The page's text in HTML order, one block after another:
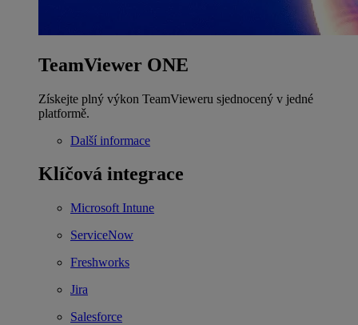
TeamViewer ONE
Získejte plný výkon TeamVieweru sjednocený v jedné
platformě.
Další informace
Klíčová integrace
Microsoft Intune
ServiceNow
Freshworks
Jira
Salesforce